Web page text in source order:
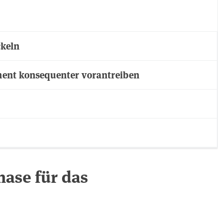
konsequenter vorantreiben
für das